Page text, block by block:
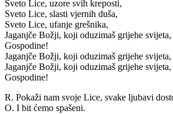
Sveto Lice, uzore svih kreposti,
Sveto Lice, slasti vjernih duša,
Sveto Lice, ufanje grešnika,
Jaganjče Božji, koji oduzimaš grijehe svijeta,
Gospodine!
Jaganjče Božji, koji oduzimaš grijehe
Jaganjče Božji, koji oduzimaš grijehe svijeta,
Gospodine!
R. Pokaži nam svoje Lice, svake ljubavi
O. I bit ćemo spašeni.